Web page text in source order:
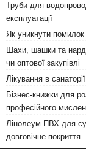
Труби для
експлуатації
Як уникнути
Шахи, шашки та
чи оптової закупівлі
Лікування в
Бізнес-книжки для
професійного
Лінолеум ПВХ для
довговічне покриття